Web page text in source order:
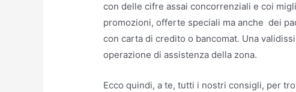
con delle cifre assai concorrenziali e coi
promozioni, offerte speciali ma anche dei
con carta di credito o bancomat. Una
operazione di assistenza della zona.
Ecco quindi, a te, tutti i nostri consigli, per